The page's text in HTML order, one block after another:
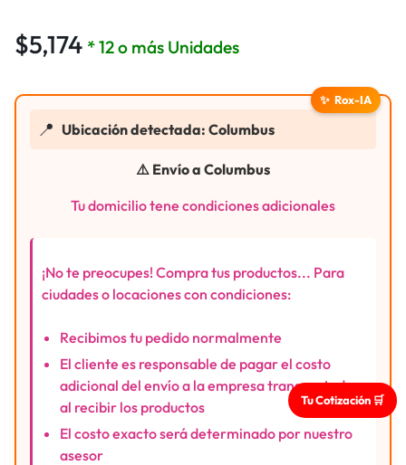
$5,174 * 12 o más Unidades
✨ Rox-IA
📍 Ubicación detectada: Columbus
⚠️ Envío a Columbus
Tu domicilio tene condiciones adicionales
¡No te preocupes! Compra tus productos... Para
ciudades o locaciones con condiciones:
Recibimos tu pedido normalmente
El cliente es responsable de pagar el costo
adicional del envío a la empresa transportadora
al recibir los productos
El costo exacto será determinado por nuestro
asesor
Tu Cotización 🛒